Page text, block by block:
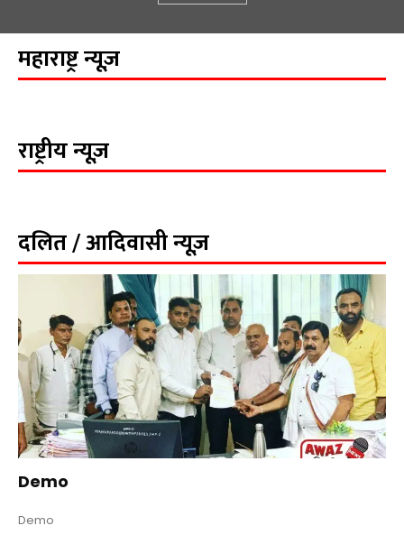
महाराष्ट्र न्यूज़
राष्ट्रीय न्यूज़
दलित / आदिवासी न्यूज़
Demo
Demo